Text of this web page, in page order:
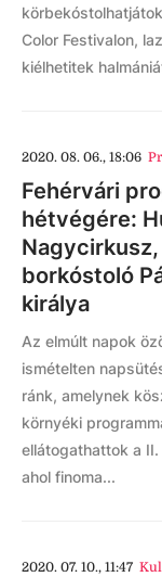
Color Festivalon,
kiélhetitek
2020. 08. 06., 18:06
Fehérvári
hétvégére:
borkóstoló
királya
Az elmúlt napok
ismételten
ránk, amelynek
környéki
ellátogathattok a
ahol finoma...
2020. 07. 10., 11:47